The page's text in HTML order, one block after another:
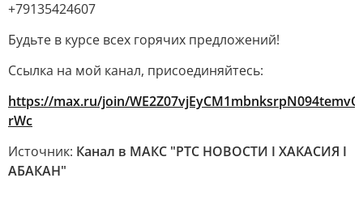
+79135424607
Будьте в курсе всех горячих предложений!
Ссылка на мой канал, присоединяйтесь:
https://max.ru/join/
rWc
Источник: Канал в МАКС "РТС НОВОСТИ I ХАКАСИЯ I
АБАКАН"